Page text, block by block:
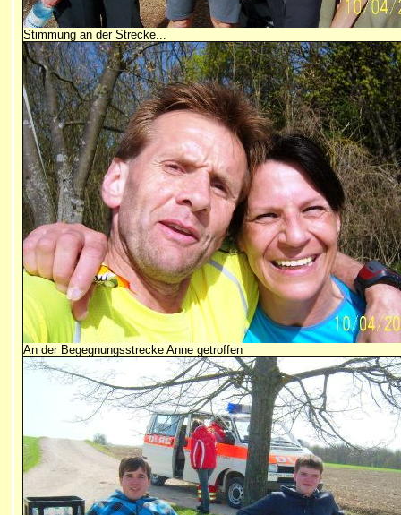
Stimmung an der Strecke...
An der Begegnungsstrecke Anne getroffen